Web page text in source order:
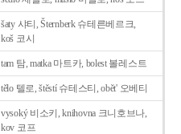
šaty 샤티, Šternberk 슈테른베르크,
koš 코시
tam 탐, matka 마트카, bolest 볼레스트
tělo 텔로, štěstí 슈테스티, obět' 오베티
vysoký 비소키, knihovna 크니호브나,
kov 코프